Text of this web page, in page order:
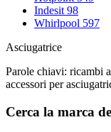
Indesit 98
Whirlpool 597
Asciugatrice
Parole chiavi: ricambi
accessori per
Cerca la marca